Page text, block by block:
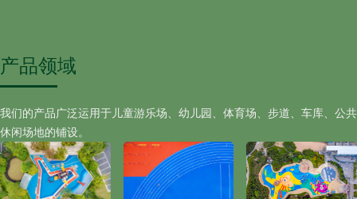
产品领域
我们的产品广泛运用于儿童游乐场、幼儿园、体育场、步道、车库、公共
休闲场地的铺设。